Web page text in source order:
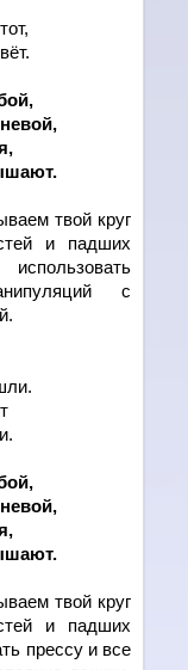
твой круг
и падших
с
твой круг
и падших
прессу и все